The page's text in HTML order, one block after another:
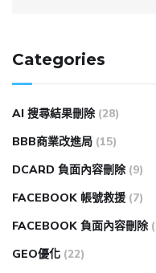
Categories
AI 搜尋結果刪除 (28)
BBB商業改進局 (15)
DCARD 負面內容刪除 (9)
FACEBOOK 帳號救援 (7)
FACEBOOK 負面內容刪除
GEO優化 (22)